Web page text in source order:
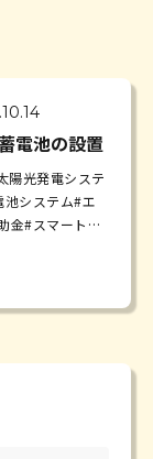
池の設置
陽光発電システ
池システム#エ
金#スマートハ
県#羽生市#電